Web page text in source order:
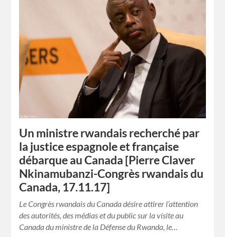
Un ministre rwandais recherché par
la justice espagnole et française
débarque au Canada [Pierre Claver
Nkinamubanzi-Congrès rwandais du
Canada, 17.11.17]
Le Congrès rwandais du Canada désire attirer l’attention
des autorités, des médias et du public sur la visite au
Canada du ministre de la Défense du Rwanda, le…